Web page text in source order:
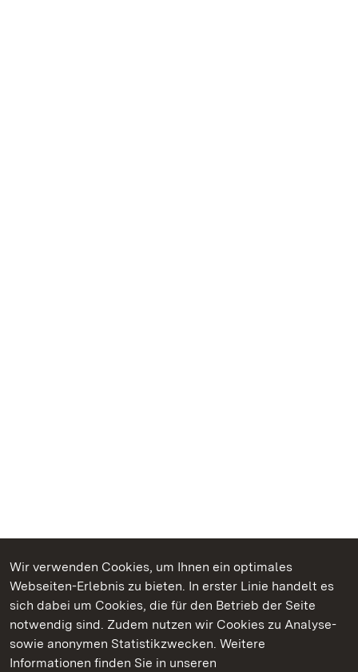
Wir verwenden Cookies, um Ihnen ein optimales
Webseiten-Erlebnis zu bieten. In erster Linie handelt es
sich dabei um Cookies, die für den Betrieb der Seite
notwendig sind. Zudem nutzen wir Cookies zu Analyse-
sowie anonymen Statistikzwecken. Weitere
Informationen finden Sie in unseren
Kommen. Staunen. Genießen.